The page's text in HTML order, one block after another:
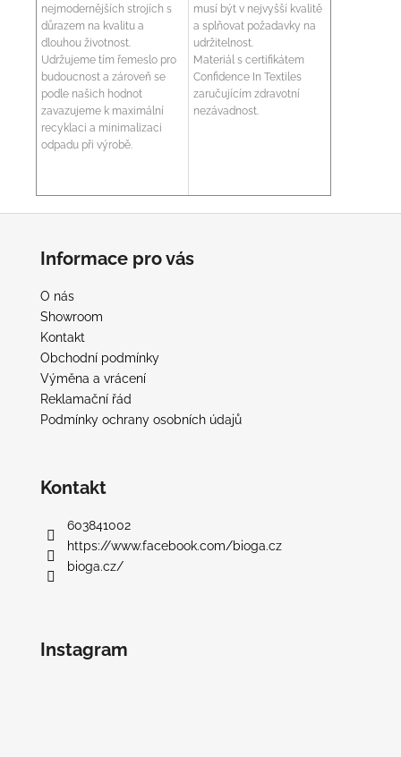
nejmodernějších strojích s
důrazem na kvalitu a
dlouhou životnost.
Udržujeme tím řemeslo pro
budoucnost a zároveň se
podle našich hodnot
zavazujeme k maximální
recyklaci a minimalizaci
odpadu při výrobě.
musí být v nejvyšší kvalitě
a splňovat požadavky na
udržitelnost.
Materiál s certifikátem
Confidence In Textiles
zaručujícím zdravotní
nezávadnost.
Informace pro vás
O nás
Showroom
Kontakt
Obchodní podmínky
Výměna a vrácení
Reklamační řád
Podmínky ochrany osobních údajů
Kontakt
603841002
https://www.facebook.com/bioga.cz
bioga.cz/
Instagram